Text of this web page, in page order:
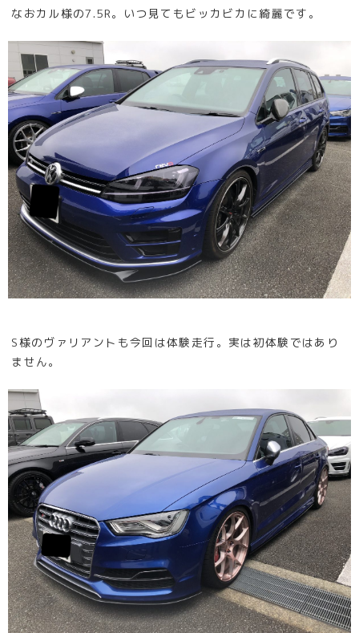
なおカル様の7.5R。いつ見てもビッカビカに綺麗です。
S様のヴァリアントも今回は体験走行。実は初体験ではあり
ません。